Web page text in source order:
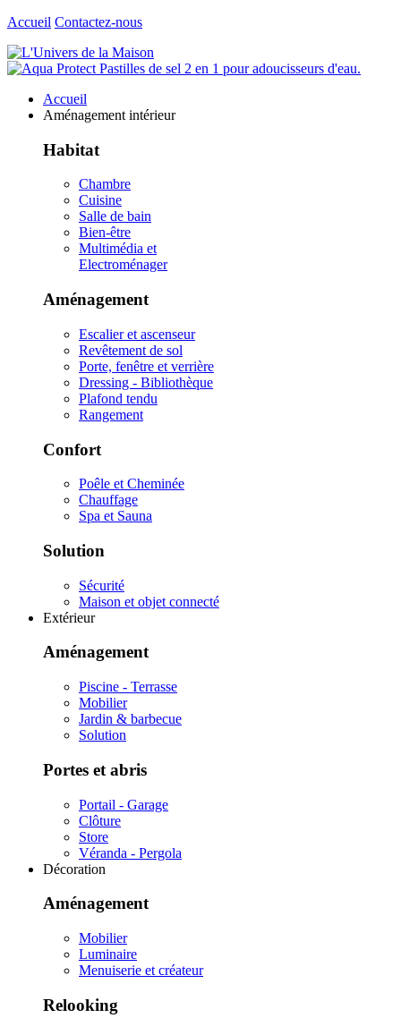
Accueil Contactez-nous
Accueil
Aménagement intérieur
Habitat
Chambre
Cuisine
Salle de bain
Bien-être
Multimédia et
Electroménager
Aménagement
Escalier et ascenseur
Revêtement de sol
Porte, fenêtre et verrière
Dressing - Bibliothèque
Plafond tendu
Rangement
Confort
Poêle et Cheminée
Chauffage
Spa et Sauna
Solution
Sécurité
Maison et objet connecté
Extérieur
Aménagement
Piscine - Terrasse
Mobilier
Jardin & barbecue
Solution
Portes et abris
Portail - Garage
Clôture
Store
Véranda - Pergola
Décoration
Aménagement
Mobilier
Luminaire
Menuiserie et créateur
Relooking